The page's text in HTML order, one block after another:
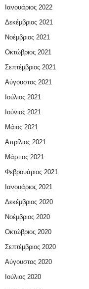
Ιανουάριος 2022
Δεκέμβριος 2021
Νοέμβριος 2021
Οκτώβριος 2021
Σεπτέμβριος 2021
Αύγουστος 2021
Ιούλιος 2021
Ιούνιος 2021
Μάιος 2021
Απρίλιος 2021
Μάρτιος 2021
Φεβρουάριος 2021
Ιανουάριος 2021
Δεκέμβριος 2020
Νοέμβριος 2020
Οκτώβριος 2020
Σεπτέμβριος 2020
Αύγουστος 2020
Ιούλιος 2020